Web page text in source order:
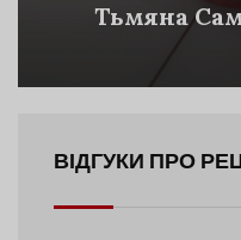
Тьмяна
ВІДГУКИ ПРО